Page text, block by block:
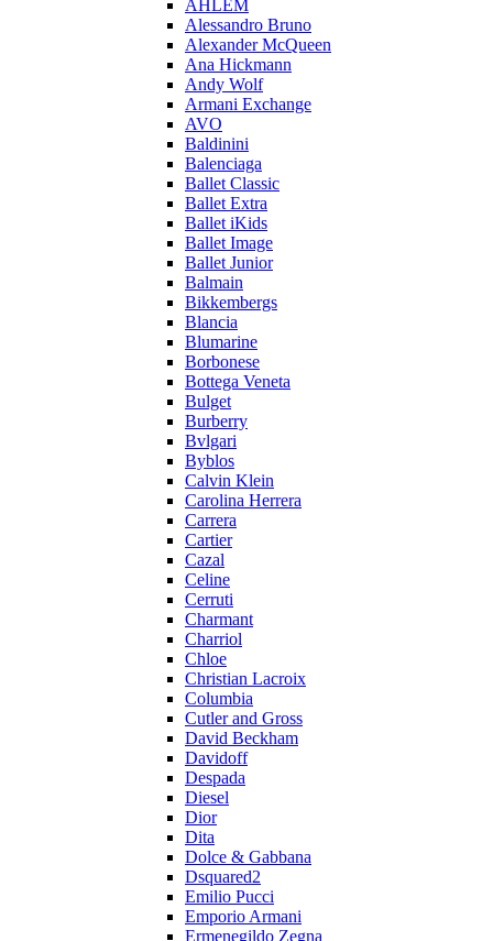
AHLEM
Alessandro Bruno
Alexander McQueen
Ana Hickmann
Andy Wolf
Armani Exchange
AVO
Baldinini
Balenciaga
Ballet Classic
Ballet Extra
Ballet iKids
Ballet Image
Ballet Junior
Balmain
Bikkembergs
Blancia
Blumarine
Borbonese
Bottega Veneta
Bulget
Burberry
Bvlgari
Byblos
Calvin Klein
Carolina Herrera
Carrera
Cartier
Cazal
Celine
Cerruti
Charmant
Charriol
Chloe
Christian Lacroix
Columbia
Cutler and Gross
David Beckham
Davidoff
Despada
Diesel
Dior
Dita
Dolce & Gabbana
Dsquared2
Emilio Pucci
Emporio Armani
Ermenegildo Zegna